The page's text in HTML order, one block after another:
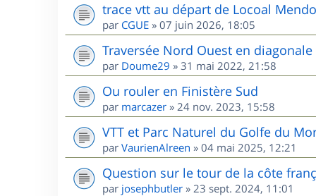
trace vtt au départ de Locoal
par CGUE » 07 juin 2026, 18:05
Traversée Nord Ouest en diagonale
par Doume29 » 31 mai 2022, 21:58
Ou rouler en Finistère Sud
par marcazer » 24 nov. 2023, 15:58
VTT et Parc Naturel du Golfe du
par VaurienAlreen » 04 mai 2025, 12:21
Question sur le tour de la côte
par josephbutler » 23 sept. 2024, 11:01